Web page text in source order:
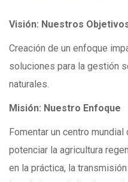
Visión: Nuestros
Creación de un enfoque
soluciones para la gestión
naturales.
Misión: Nuestro Enfoque
Fomentar un centro
potenciar la agricultura
en la práctica, la